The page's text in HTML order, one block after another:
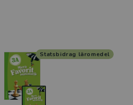
Statsbidrag läromedel